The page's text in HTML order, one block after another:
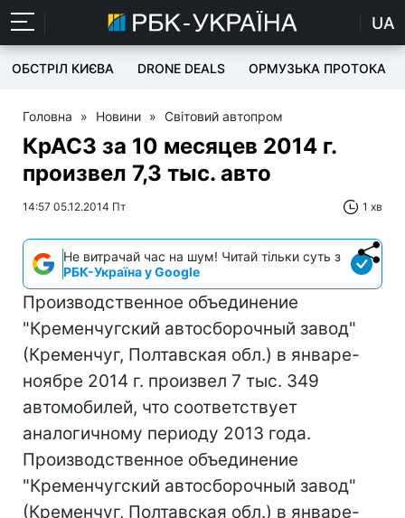
UA
ОБСТРІЛ КИЄВА DRONE DEALS ОРМУЗЬКА ПРОТОКА
Головна » Новини » Світовий автопром
КрАСЗ за 10 месяцев 2014 г.
произвел 7,3 тыс. авто
14:57 05.12.2014 Пт 1 хв
Не витрачай час на шум! Читай тільки суть з
РБК-Україна у Google
Производственное объединение
"Кременчугский автосборочный завод"
(Кременчуг, Полтавская обл.) в январе-
ноябре 2014 г. произвел 7 тыс. 349
автомобилей, что соответствует
аналогичному периоду 2013 года.
Производственное объединение
"Кременчугский автосборочный завод"
(Кременчуг, Полтавская обл.) в январе-